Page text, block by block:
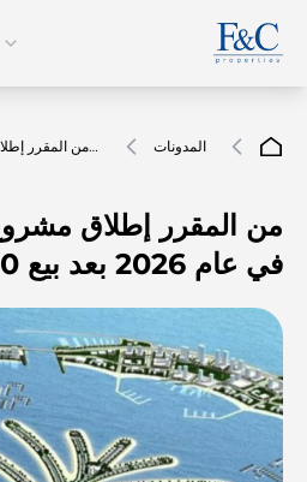
المدونات
من المقرر
من المقرر إطلاق
في عام 2026 بعد بيع 700 منزل